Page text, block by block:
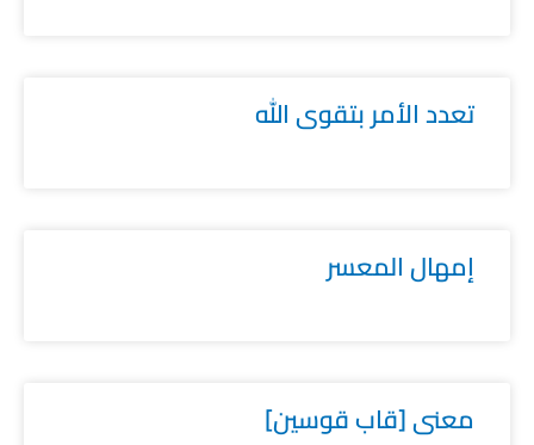
تعدد الأمر بتقوى الله
إمهال المعسر
معنى [قاب قوسين]